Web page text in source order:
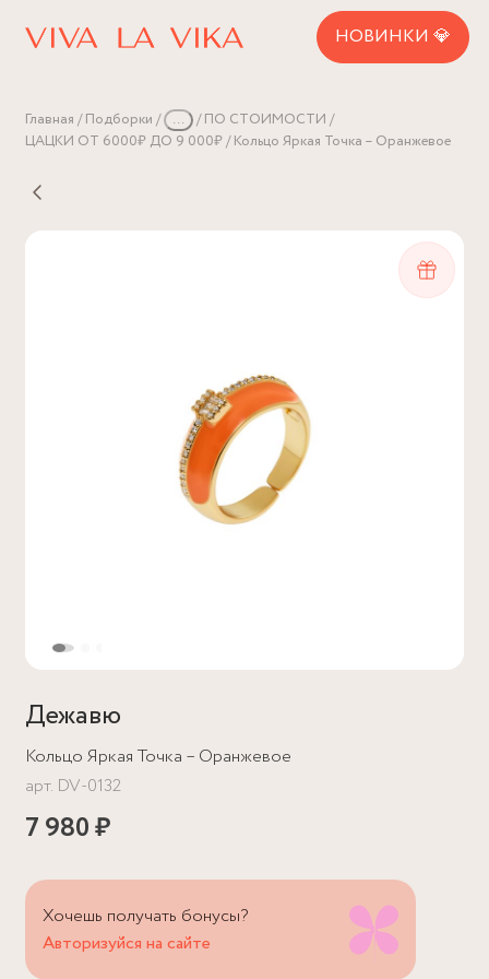
НОВИНКИ 💎
Главная Подборки ...
ПО СТОИМОСТИ
ЦАЦКИ ОТ 6000₽ ДО 9 000₽ Кольцо Яркая Точка – Оранжевое
Дежавю
Кольцо Яркая Точка – Оранжевое
арт. DV-0132
7 980 ₽
Хочешь получать бонусы?
Авторизуйся на сайте